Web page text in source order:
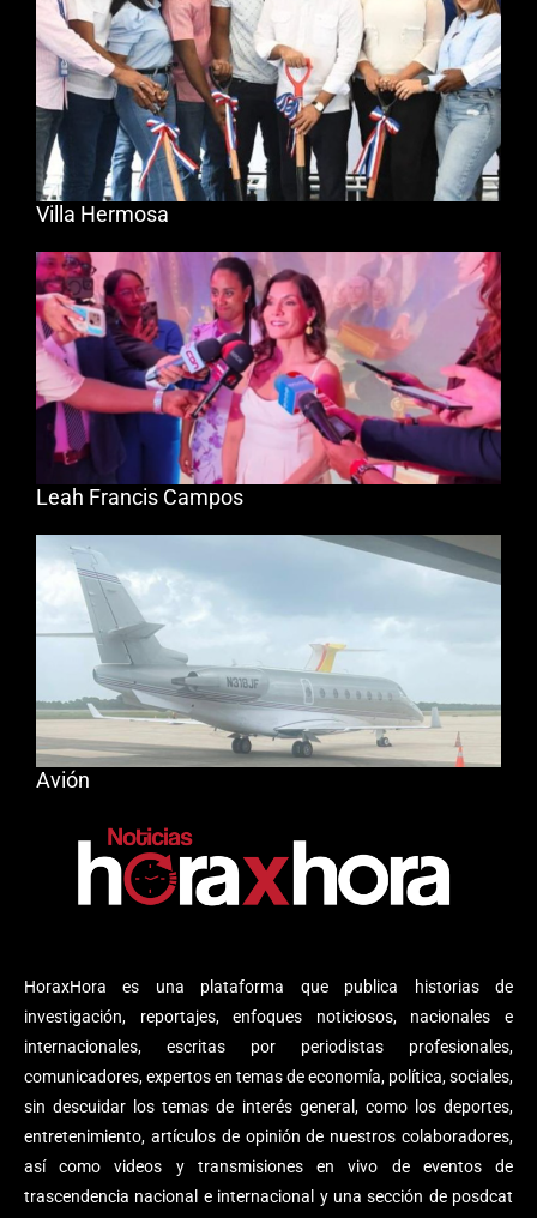
HoraxHora es una plataforma que publica historias de
investigación, reportajes, enfoques noticiosos, nacionales e
internacionales, escritas por periodistas profesionales,
comunicadores, expertos en temas de economía, política, sociales,
sin descuidar los temas de interés general, como los deportes,
entretenimiento, artículos de opinión de nuestros colaboradores,
así como videos y transmisiones en vivo de eventos de
trascendencia nacional e internacional y una sección de posdcat
Villa Hermosa
Leah Francis Campos
Avión